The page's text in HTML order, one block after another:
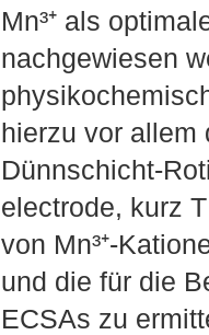
Mn³⁺ als
nachgewiesen
hierzu vor allem
Dünnschicht-
electrode, kurz
von Mn³⁺-
und die für die
ECSAs zu